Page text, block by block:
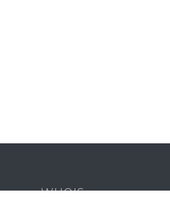
WHOIS